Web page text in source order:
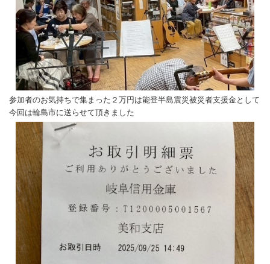
参加者のお気持ちで集まった２万円は能登半島震災被災者支援金として
今回は輪島市に送らせて頂きました